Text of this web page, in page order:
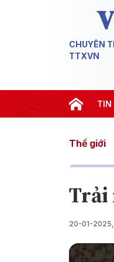
CHUYÊN
TTXVN
TIN
#Hội nghị
Thế giới
Trải
20-01-
This
is